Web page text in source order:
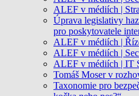
ALEF v médiích |
Úprava legislativy
pro poskytovatele
ALEF v médiích |
ALEF v médiích |
ALEF v médiích | IT
Tomáš Moser v
Taxonomie pro